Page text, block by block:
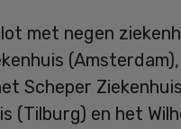
met negen
Scheper
(Tilburg) en het